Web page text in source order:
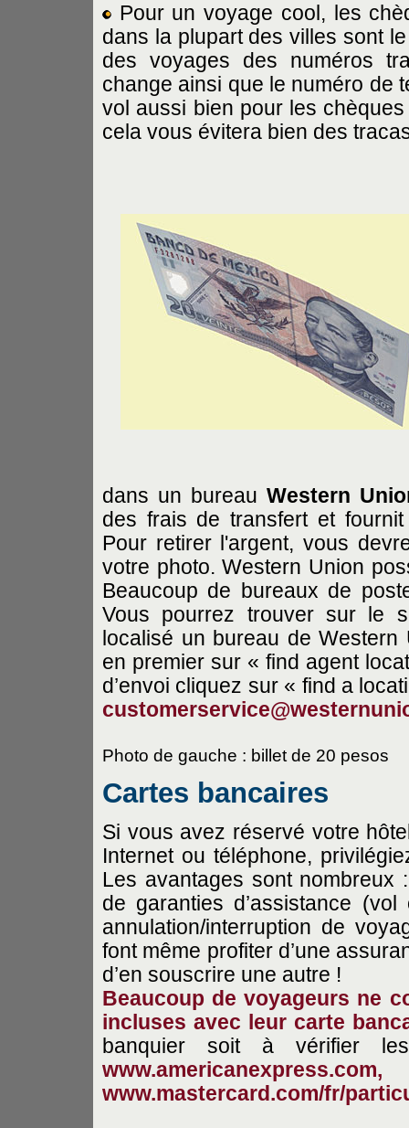
Pour un voyage cool, les
dans la plupart des villes sont
des voyages des numéros
change ainsi que le numéro de
vol aussi bien pour les
cela vous évitera bien des
dans un bureauWestern
des frais de transfert et
Pour retirer l'argent, vous
votre photo. Western Union
Beaucoup de bureaux de
Vous pourrez trouver sur le
localisé un bureau de
en premier sur « find agent
d’envoi cliquez sur « find a
Photo de gauche : billet de 20 pesos
Cartes bancaires
Si vous avez réservé votre
Internet ou téléphone,
Les avantages sont nombreux
de garanties d’assistance
annulation/interruption de
font même profiter d’une
d’en souscrire une autre !
Beaucoup de voyageurs ne
incluses avec leur carte
banquier soit à vérifier
www.americanexpress.com,
www.mastercard.com/fr/